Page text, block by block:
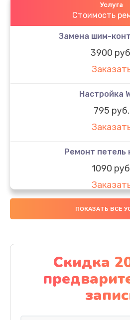
Услуга
Стоимость
Замена шим-
3900
Настройка
795 руб.
Ремонт петель
1090
Замена
Замена
890 руб.
ПОКАЗАТЬ ВСЕ
Скидка